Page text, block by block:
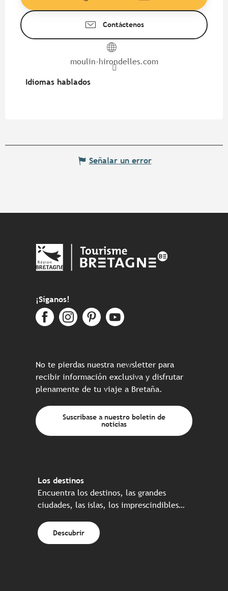
Contáctenos
moulin-hirondelles.com
Idiomas hablados
Idiomas hablados
Señalar un error
¡Síganos!
No te pierdas nuestra newsletter para
recibir información exclusiva y disfrutar
plenamente de tu viaje a Bretaña.
Suscríbase a nuestro boletín de
noticias
Los destinos
Encuentra los destinos, las grandes
ciudades, las islas, los imprescindibles…
Descubrir